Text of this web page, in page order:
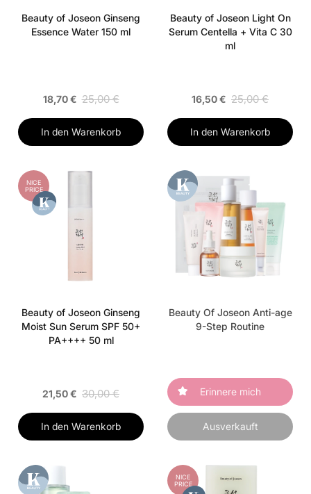
Beauty of Joseon Ginseng
Essence Water 150 ml
18,70 € 25,00 €
In den Warenkorb
Beauty of Joseon Light On
Serum Centella + Vita C 30
ml
16,50 € 25,00 €
In den Warenkorb
NICE
PRICE
Beauty of Joseon Ginseng
Moist Sun Serum SPF 50+
PA++++ 50 ml
21,50 € 30,00 €
In den Warenkorb
Beauty Of Joseon Anti-age
9-Step Routine
Erinnere mich
Ausverkauft
NICE
PRICE